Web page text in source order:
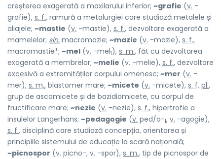
creșterea exagerată a maxilarului inferior; ~grafie (v. -
grafie), s. f., ramură a metalurgiei care studiază metalele și
aliajele; ~mastie (v. -mastie), s. f., dezvoltare exagerată a
mamelelor; sin. macromazie; ~mazie (v. -mazie), s. f.,
macromastie*; ~mel (v. -mel1), s. m., făt cu dezvoltarea
exagerată a membrelor; ~melie (v. -melie), s. f., dezvoltare
excesivă a extremităților corpului omenesc; ~mer (v. -
mer), s. m., blastomer mare; ~micete (v. -micete), s. f. pl.,
grup de ascomicete și de bazidiomicete, cu corpul de
fructificare mare; ~nezie (v. -nezie), s. f., hipertrofie a
insulelor Langerhans; ~pedagogie (v. ped/o-1, v. -agogie),
s. f., disciplină care studiază concepția, orientarea și
principiile sistemului de educație la scară națională;
~picnospor (v. picno-, v. -spor), s. m., tip de picnospor de